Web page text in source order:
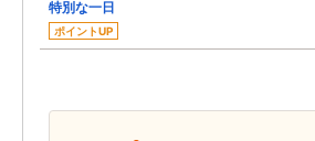
特別な一日
ポイントUP